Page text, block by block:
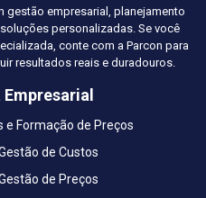
gestão empresarial, planejamento
personalizadas. Se você
conte com a Parcon para
resultados reais e duradouros.
e Formação de Preços
de Custos
de Preços